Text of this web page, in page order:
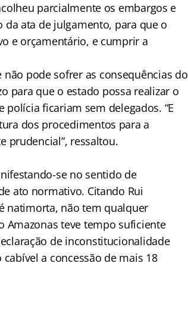
parcialmente os embargos e
ata de julgamento, para que o
e orçamentário, e cumprir a
pode sofrer as consequências do
para que o estado possa realizar o
ficariam sem delegados. “E
dos procedimentos para a
prudencial”, ressaltou.
se no sentido de
ato normativo. Citando Rui
natimorta, não tem qualquer
Amazonas teve tempo suficiente
de inconstitucionalidade
a concessão de mais 18